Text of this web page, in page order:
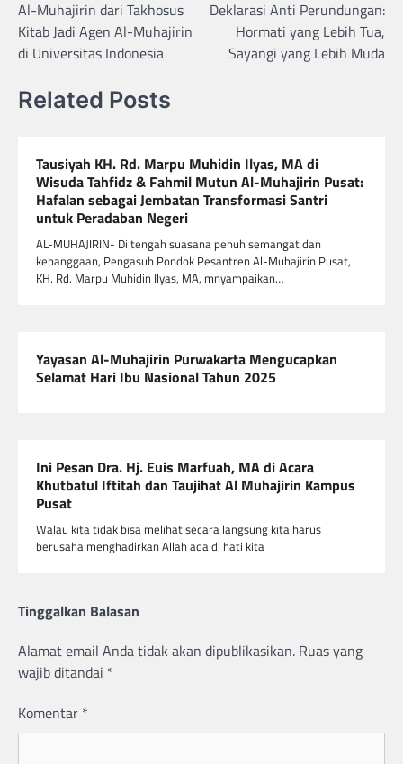
Al-Muhajirin dari Takhosus
Kitab Jadi Agen Al-Muhajirin
di Universitas Indonesia
Deklarasi Anti Perundungan:
Hormati yang Lebih Tua,
Sayangi yang Lebih Muda
Related Posts
Tausiyah KH. Rd. Marpu Muhidin Ilyas, MA di
Wisuda Tahfidz & Fahmil Mutun Al-Muhajirin Pusat:
Hafalan sebagai Jembatan Transformasi Santri
untuk Peradaban Negeri
AL-MUHAJIRIN- Di tengah suasana penuh semangat dan
kebanggaan, Pengasuh Pondok Pesantren Al-Muhajirin Pusat,
KH. Rd. Marpu Muhidin Ilyas, MA, mnyampaikan…
Yayasan Al-Muhajirin Purwakarta Mengucapkan
Selamat Hari Ibu Nasional Tahun 2025
Ini Pesan Dra. Hj. Euis Marfuah, MA di Acara
Khutbatul Iftitah dan Taujihat Al Muhajirin Kampus
Pusat
Walau kita tidak bisa melihat secara langsung kita harus
berusaha menghadirkan Allah ada di hati kita
Tinggalkan Balasan
Alamat email Anda tidak akan dipublikasikan. Ruas yang
wajib ditandai *
Komentar *